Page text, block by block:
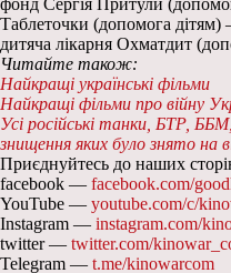
фонд Сергія Притули
Таблеточки (допомога
дитяча лікарня Охматдит
Читайте також:
Найкращі українські фільми
Найкращі фільми про війну
Усі російські танки, БТР,
знищення яких було знято на
Приєднуйтесь до наших
facebook — facebook.com/
YouTube — youtube.com/c/
Instagram — instagram.com/
twitter — twitter.com/
Telegram — t.me/kinowarcom